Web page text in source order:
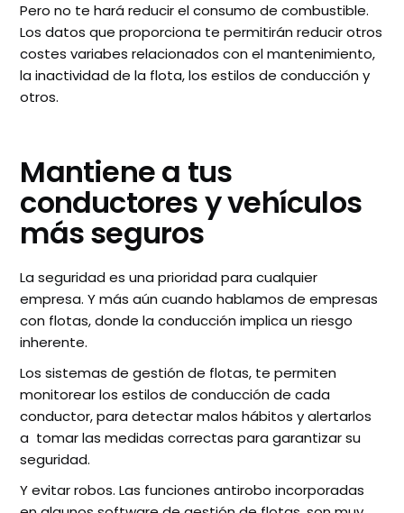
Pero no te hará reducir el consumo de combustible.
Los datos que proporciona te permitirán reducir otros
costes variabes relacionados con el mantenimiento,
la inactividad de la flota, los estilos de conducción y
otros.
Mantiene a tus
conductores y vehículos
más seguros
La seguridad es una prioridad para cualquier
empresa. Y más aún cuando hablamos de empresas
con flotas, donde la conducción implica un riesgo
inherente.
Los sistemas de gestión de flotas, te permiten
monitorear los estilos de conducción de cada
conductor, para detectar malos hábitos y alertarlos
a tomar las medidas correctas para garantizar su
seguridad.
Y evitar robos. Las funciones antirobo incorporadas